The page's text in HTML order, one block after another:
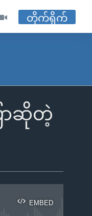
တိုက်ရိုက်
ာဆိုတဲ့
EMBED